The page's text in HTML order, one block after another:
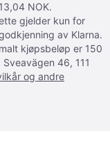
NOK.
gjelder kun for
av Klarna.
kjøpsbeløp er 150
46, 111
og andre